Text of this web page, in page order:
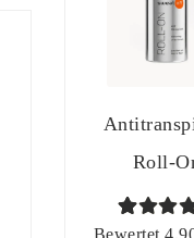
Roll-
Bewertet
99